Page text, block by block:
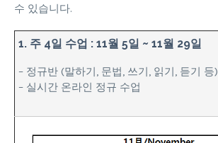
수 있습니다.
1. 주 4일 수업 : 11월 5일 ~ 11월 29일
– 정규반 (말하기, 문법, 쓰기, 읽기, 듣기 등)
– 실시간 온라인 정규 수업